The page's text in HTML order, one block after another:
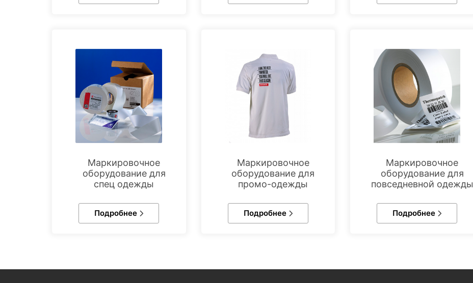
Маркировочное
оборудование для
спец одежды
Подробнее
Маркировочное
оборудование для
промо-одежды
Подробнее
Маркировочное
оборудование для
повседневной одежды
Подробнее